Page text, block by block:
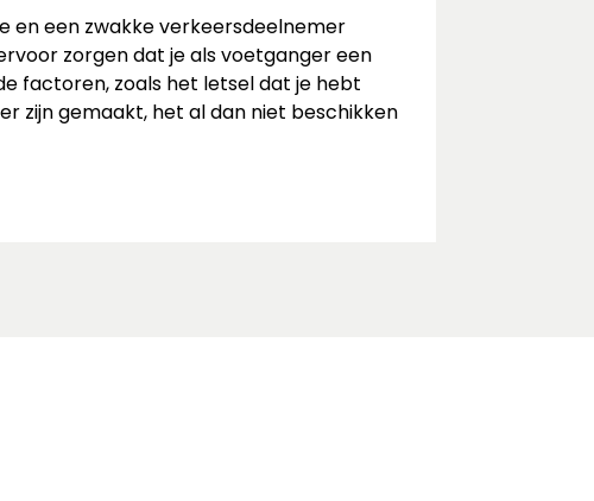
en een zwakke verkeersdeelnemer
zorgen dat je als voetganger een
factoren, zoals het letsel dat je hebt
zijn gemaakt, het al dan niet beschikken